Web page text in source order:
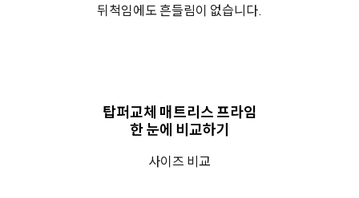
뒤척임에도 흔들림이 없습니다.
탑퍼교체 매트리스 프라임
한 눈에 비교하기
사이즈 비교